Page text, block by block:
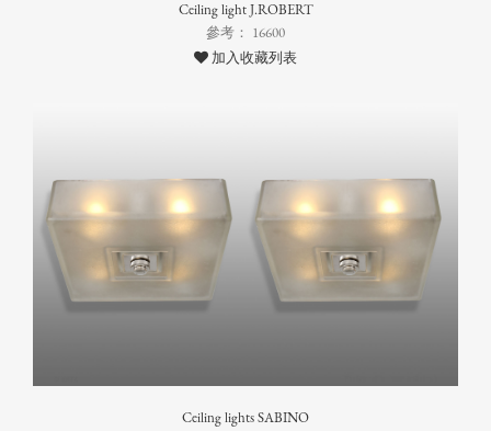
Ceiling light J.ROBERT
參考： 16600
加入收藏列表
Ceiling lights SABINO